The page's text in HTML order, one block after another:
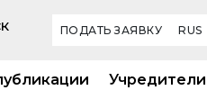
ПОДАТЬ ЗАЯВКУ RUS
Учредители